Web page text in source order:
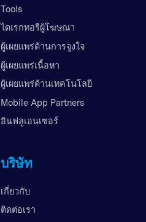
Tools
ไดเรกทอรีผู้โฆษณา
ผู้เผยแพร่ด้านการจูงใจ
ผู้เผยแพร่เนื้อหา
ผู้เผยแพร่ด้านเทคโนโลยี
Mobile App Partners
อินฟลูเอนเซอร์
บริษัท
เกี่ยวกับ
ติดต่อเรา